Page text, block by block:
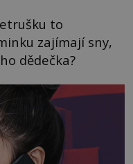
to
zajímají sny,
dědečka?